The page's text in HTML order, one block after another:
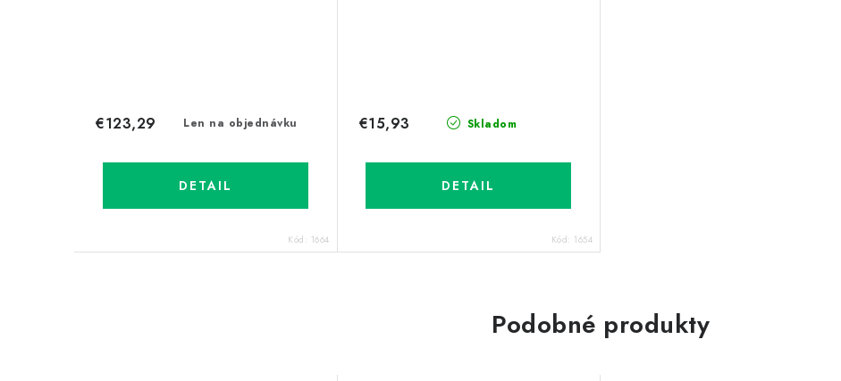
Len na objednávku
€123,29
DETAIL
Kód: 1664
Skladom
€15,93
DETAIL
Kód: 1654
Podobné produkty